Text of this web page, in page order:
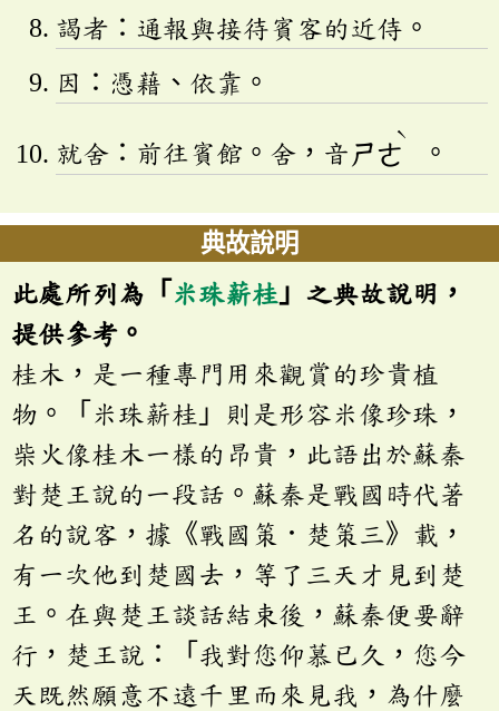
謁者：通報與接待賓客的近侍。
因：憑藉、依靠。
就舍：前往賓館。舍，音 ㄕㄜ
ˋ
。
典故說明
此處所列為「 米珠薪桂 」之典故說明，
提供參考。
桂木，是一種專門用來觀賞的珍貴植
物。「米珠薪桂」則是形容米像珍珠，
柴火像桂木一樣的昂貴，此語出於蘇秦
對楚王說的一段話。蘇秦是戰國時代著
名的說客，據《戰國策．楚策三》載，
有一次他到楚國去，等了三天才見到楚
王。在與楚王談話結束後，蘇秦便要辭
行，楚王說：「我對您仰慕已久，您今
天既然願意不遠千里而來見我，為什麼